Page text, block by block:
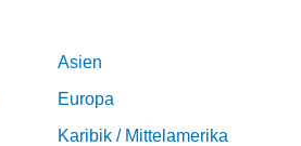
Asien
Europa
Karibik / Mittelamerika